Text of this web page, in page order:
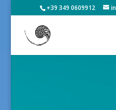
+39 349 0609912